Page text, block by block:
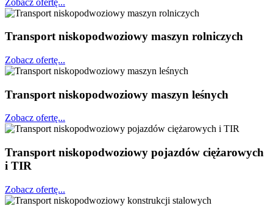
Transport niskopodwoziowy maszyn rolniczych
Zobacz ofertę...
Transport niskopodwoziowy maszyn leśnych
Zobacz ofertę...
Transport niskopodwoziowy pojazdów ciężarowych
i TIR
Zobacz ofertę...